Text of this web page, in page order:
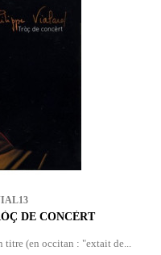
DE CONCÈRT
titre (en occitan : "extait de...